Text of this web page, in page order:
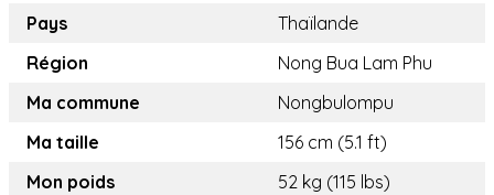
Pays
Thaïlande
Région
Nong Bua Lam Phu
Ma commune
Nongbulompu
Ma taille
156 cm (5.1 ft)
Mon poids
52 kg (115 lbs)